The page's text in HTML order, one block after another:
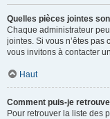
Quelles pièces jointes
Chaque administrateur
jointes. Si vous n’êtes pas
vous invitons à contacter
Haut
Comment puis-je
Pour retrouver la liste des